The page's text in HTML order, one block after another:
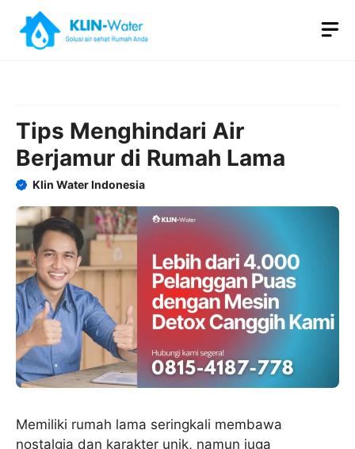
content
Tips Menghindari Air
Berjamur di Rumah Lama
Klin Water Indonesia
Memiliki rumah lama seringkali membawa
nostalgia dan karakter unik, namun juga